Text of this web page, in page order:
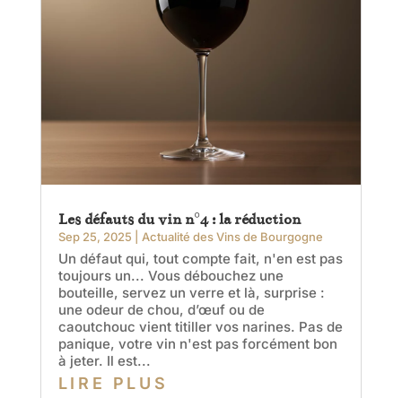
Les défauts du vin n°4 : la réduction
Sep 25, 2025 Actualité des Vins de Bourgogne
Un défaut qui, tout compte fait, n'en est pas
toujours un... Vous débouchez une
bouteille, servez un verre et là, surprise :
une odeur de chou, d’œuf ou de
caoutchouc vient titiller vos narines. Pas de
panique, votre vin n'est pas forcément bon
à jeter. Il est...
LIRE PLUS